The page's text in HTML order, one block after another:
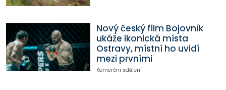
Nový český film Bojovník
ukáže ikonická místa
Ostravy, místní ho uvidí
mezi prvními
Komerční sdělení